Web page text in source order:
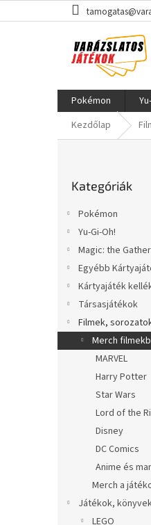
a
Pokémon
Kezdőlap
átugrása
Kategóriák
Pokémon
Yu-Gi-Oh!
Magic: the
Egyébb
Kártyajáték
Társasjátékok
Filmek,
Merch
MARVEL
Harry Potter
Star Wars
Lord of the
Disney
DC Comics
Anime és
Merch a
Játékok,
LEGO